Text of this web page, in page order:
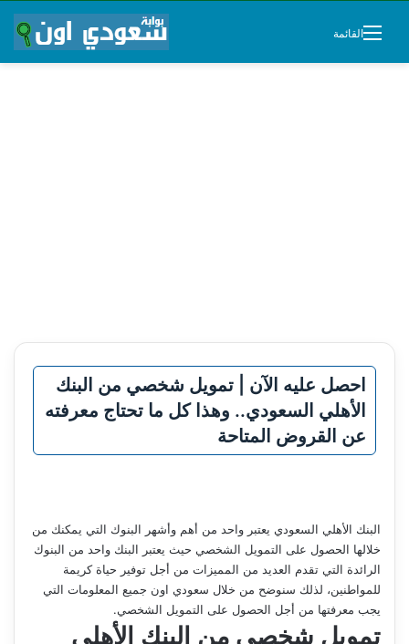
القائمة
احصل عليه الآن | تمويل شخصي من البنك
الأهلي السعودي.. وهذا كل ما تحتاج معرفته
عن القروض المتاحة
البنك الأهلي السعودي يعتبر واحد من أهم وأشهر البنوك التي يمكنك من
خلالها الحصول على التمويل الشخصي حيث يعتبر البنك واحد من البنوك
الرائدة التي تقدم العديد من المميزات من أجل توفير حياة كريمة
للمواطنين، لذلك سنوضح من خلال سعودي اون جميع المعلومات التي
يجب معرفتها من أجل الحصول على التمويل الشخصي.
تمويل شخصي من البنك الأهلي